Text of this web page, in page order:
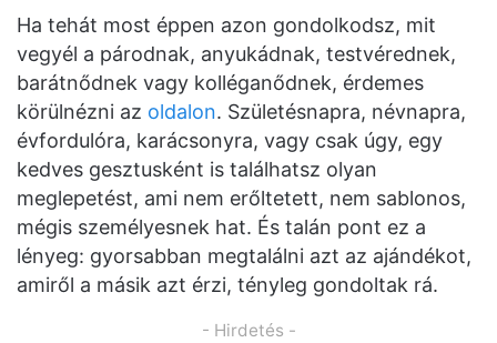
Ha tehát most éppen azon gondolkodsz, mit
vegyél a párodnak, anyukádnak, testvérednek,
barátnődnek vagy kolléganődnek, érdemes
körülnézni az oldalon. Születésnapra, névnapra,
évfordulóra, karácsonyra, vagy csak úgy, egy
kedves gesztusként is találhatsz olyan
meglepetést, ami nem erőltetett, nem sablonos,
mégis személyesnek hat. És talán pont ez a
lényeg: gyorsabban megtalálni azt az ajándékot,
amiről a másik azt érzi, tényleg gondoltak rá.
- Hirdetés -